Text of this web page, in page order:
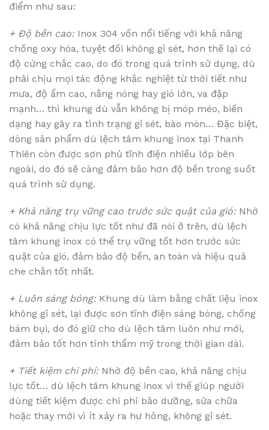
điểm như sau:
+ Độ bền cao: Inox 304 vốn nổi tiếng với khả năng
chống oxy hóa, tuyệt đối không gỉ sét, hơn thế lại có
độ cứng chắc cao, do đó trong quá trình sử dụng, dù
phải chịu mọi tác động khắc nghiệt từ thời tiết như
mưa, độ ẩm cao, nắng nóng hay gió lớn, va đập
mạnh… thì khung dù vẫn không bị móp méo, biến
dạng hay gây ra tình trạng gỉ sét, bào mòn… Đặc biệt,
dòng sản phẩm dù lệch tâm khung inox tại Thanh
Thiên còn được sơn phủ tĩnh điện nhiều lớp bên
ngoài, do đó sẽ càng đảm bảo hơn độ bền trong suốt
quá trình sử dụng.
+ Khả năng trụ vững cao trước sức quật của gió: Nhờ
có khả năng chịu lực tốt như đã nói ở trên, dù lệch
tâm khung inox có thể trụ vững tốt hơn trước sức
quật của gió, đảm bảo độ bền, an toàn và hiệu quả
che chắn tốt nhất.
+ Luôn sáng bóng: Khung dù làm bằng chất liệu inox
không gỉ sét, lại được sơn tĩnh điện sáng bóng, chống
bám bụi, do đó giữ cho dù lệch tâm luôn như mới,
đảm bảo tốt hơn tính thẩm mỹ trong thời gian dài.
+ Tiết kiệm chi phí: Nhờ độ bền cao, khả năng chịu
lực tốt… dù lệch tâm khung inox vì thế giúp người
dùng tiết kiệm được chi phí bảo dưỡng, sửa chữa
hoặc thay mới vì ít xảy ra hư hỏng, không gỉ sét.